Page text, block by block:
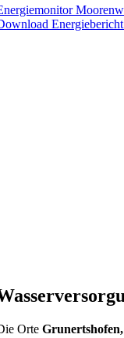
Orte